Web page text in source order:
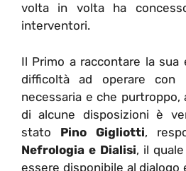
volta in volta ha
interventori.
Il Primo a raccontare la sua
difficoltà ad operare
necessaria e che purtroppo,
di alcune disposizioni è
stato Pino Gigliotti,
Nefrologia e Dialisi, il
essere disponibile al dialogo